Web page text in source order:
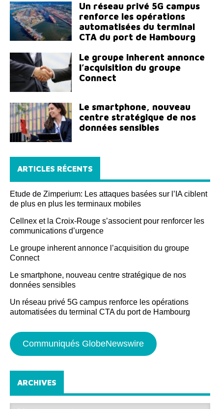
Un réseau privé 5G campus
renforce les opérations
automatisées du terminal
CTA du port de Hambourg
Le groupe inherent annonce
l’acquisition du groupe
Connect
Le smartphone, nouveau
centre stratégique de nos
données sensibles
ARTICLES RÉCENTS
Etude de Zimperium: Les attaques basées sur l’IA ciblent
de plus en plus les terminaux mobiles
Cellnex et la Croix-Rouge s’associent pour renforcer les
communications d’urgence
Le groupe inherent annonce l’acquisition du groupe
Connect
Le smartphone, nouveau centre stratégique de nos
données sensibles
Un réseau privé 5G campus renforce les opérations
automatisées du terminal CTA du port de Hambourg
Communiqués GlobeNewswire
ARCHIVES